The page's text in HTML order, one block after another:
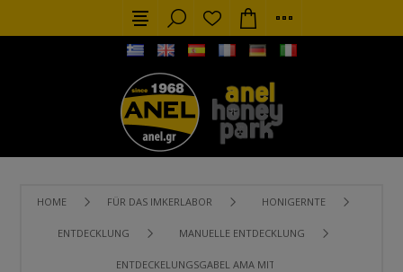
HOME FÜR DAS IMKERLABOR HONIGERNTE
ENTDECKLUNG MANUELLE ENTDECKLUNG
ENTDECKELUNGSGABEL AMA MIT PLASTIKGRIFF